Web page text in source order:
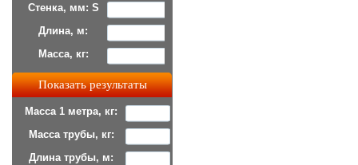
Стенка, мм: S
Длина, м:
Масса, кг:
Масса 1 метра, кг:
Масса трубы, кг:
Длина трубы, м: